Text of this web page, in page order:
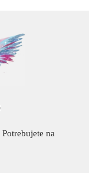
Potrebujete na